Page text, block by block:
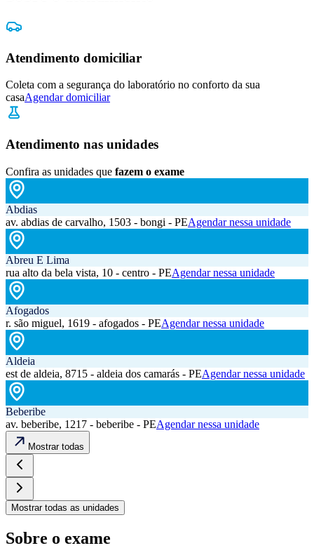
Atendimento domiciliar
Coleta com a segurança do laboratório no conforto da sua
casaAgendar domiciliar
Atendimento nas unidades
Confira as unidades que fazem o exame
Abdias
av. abdias de carvalho, 1503 - bongi - PEAgendar nessa unidade
Abreu E Lima
rua alto da bela vista, 10 - centro - PEAgendar nessa unidade
Afogados
r. são miguel, 1619 - afogados - PEAgendar nessa unidade
Aldeia
est de aldeia, 8715 - aldeia dos camarás - PEAgendar nessa unidade
Beberibe
av. beberibe, 1217 - beberibe - PEAgendar nessa unidade
Mostrar todas
Mostrar todas as unidades
Sobre o exame